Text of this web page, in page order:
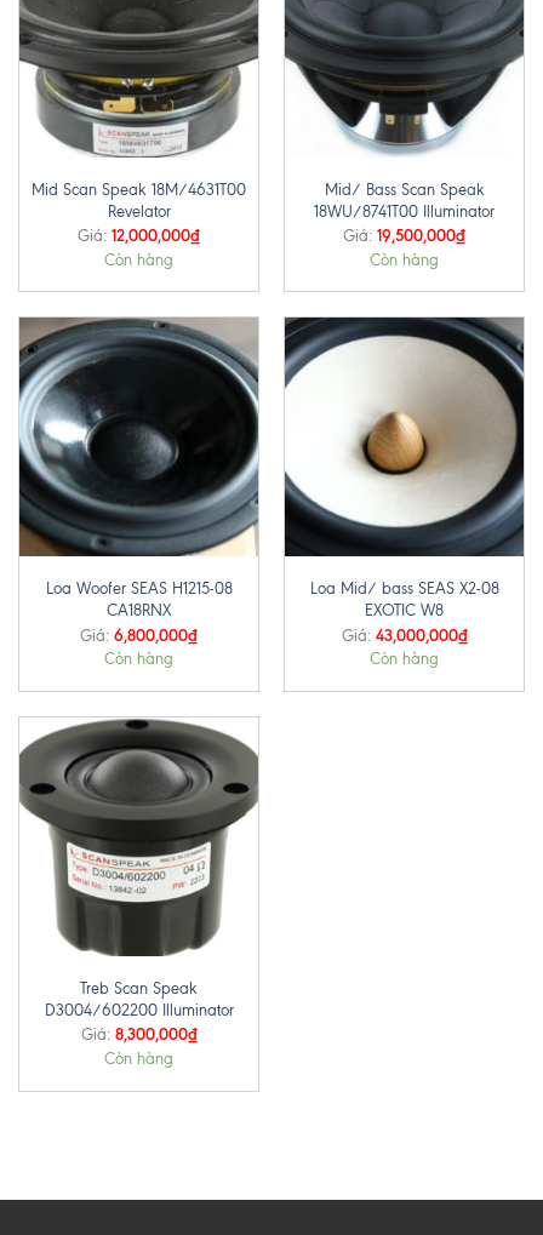
Mid Scan Speak 18M/4631T00
Revelator
Giá: 12,000,000₫
Còn hàng
Mid/ Bass Scan Speak
18WU/8741T00 Illuminator
Giá: 19,500,000₫
Còn hàng
Loa Woofer SEAS H1215-08
CA18RNX
Giá: 6,800,000₫
Còn hàng
Loa Mid/ bass SEAS X2-08
EXOTIC W8
Giá: 43,000,000₫
Còn hàng
Treb Scan Speak
D3004/602200 Illuminator
Giá: 8,300,000₫
Còn hàng